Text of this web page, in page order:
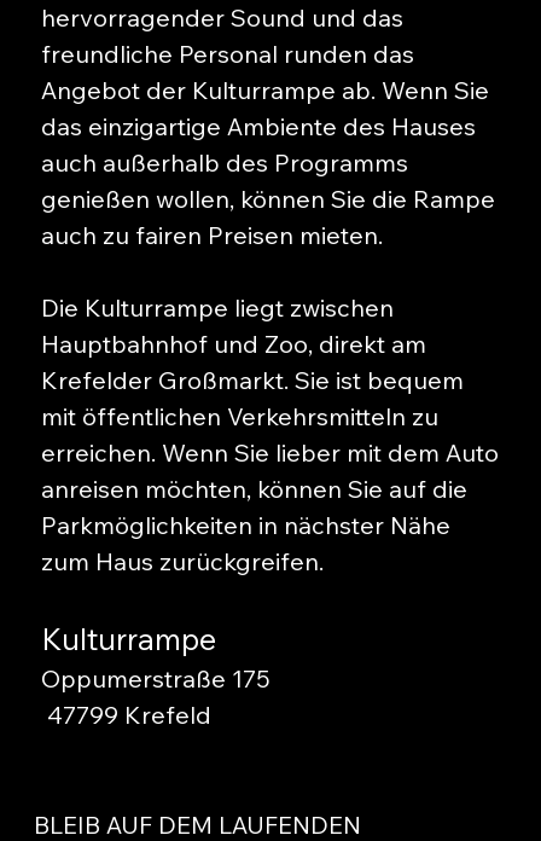
hervorragender Sound und das
freundliche Personal runden das
Angebot der Kulturrampe ab. Wenn Sie
das einzigartige Ambiente des Hauses
auch außerhalb des Programms
genießen wollen, können Sie die Rampe
auch zu fairen Preisen mieten.
Die Kulturrampe liegt zwischen
Hauptbahnhof und Zoo, direkt am
Krefelder Großmarkt. Sie ist bequem
mit öffentlichen Verkehrsmitteln zu
erreichen. Wenn Sie lieber mit dem Auto
anreisen möchten, können Sie auf die
Parkmöglichkeiten in nächster Nähe
zum Haus zurückgreifen.
Kulturrampe
Oppumerstraße 175
47799 Krefeld
BLEIB AUF DEM LAUFENDEN